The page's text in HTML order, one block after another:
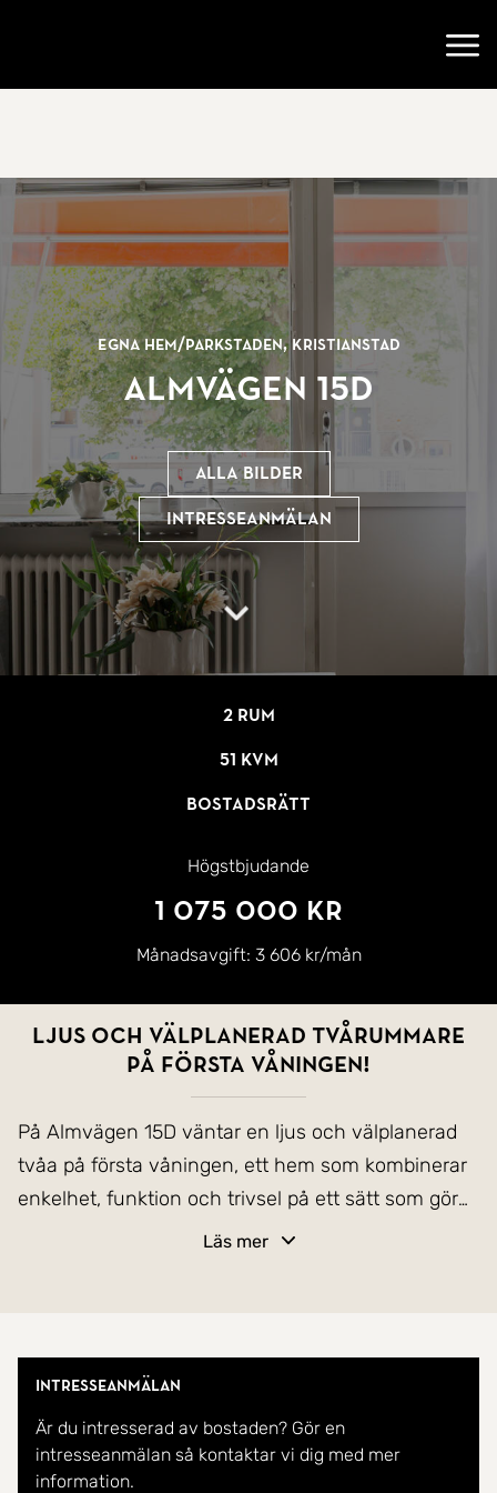
Egna Hem/Parkstaden, Kristianstad
Almvägen 15D
Alla bilder
Intresseanmälan
2 rum
51 kvm
Bostadsrätt
Högstbjudande
1 075 000 kr
Månadsavgift: 3 606 kr/mån
Ljus och välplanerad tvårummare
på första våningen!
På Almvägen 15D väntar en ljus och välplanerad
tvåa på första våningen, ett hem som kombinerar
enkelhet, funktion och trivsel på ett sätt som gör
det lätt att känna sig hemma direkt.
Planlösningen är yteffektiv och lättmöblerad, där
varje kvadratmeter kommer till sin rätt.
Vardagsrummet är bostadens naturliga
samlingspunkt med plats för både soffgrupp och
Läs mer
Intresseanmälan
Är du intresserad av bostaden? Gör en
intresseanmälan så kontaktar vi dig med mer
information.